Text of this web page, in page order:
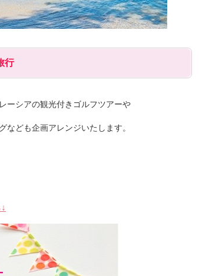
行
ーシアの観光付きゴルフツアーや
なども企画アレンジいたします。